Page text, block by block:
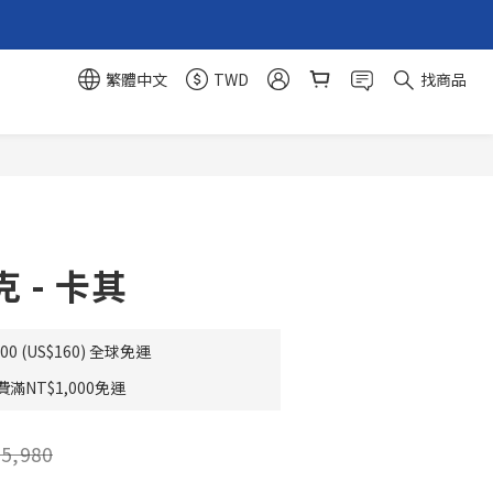
繁體中文 TWD 找商品
- 卡其
(US$160) 全球免運
滿NT$1,000免運